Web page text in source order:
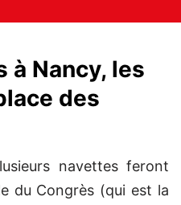
à Nancy, les
des
navettes feront
du Congrès (qui est la